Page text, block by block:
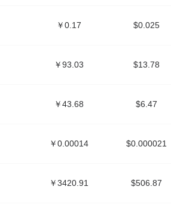
￥0.17 $0.025
￥93.03 $13.78
￥43.68 $6.47
￥0.00014 $0.000021
￥3420.91 $506.87